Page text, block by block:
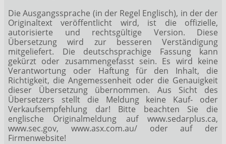
Die Ausgangssprache (in der Regel Englisch), in der der
Originaltext veröffentlicht wird, ist die offizielle,
autorisierte und rechtsgültige Version. Diese
Übersetzung wird zur besseren Verständigung
mitgeliefert. Die deutschsprachige Fassung kann
gekürzt oder zusammengefasst sein. Es wird keine
Verantwortung oder Haftung für den Inhalt, die
Richtigkeit, die Angemessenheit oder die Genauigkeit
dieser Übersetzung übernommen. Aus Sicht des
Übersetzers stellt die Meldung keine Kauf- oder
Verkaufsempfehlung dar! Bitte beachten Sie die
englische Originalmeldung auf www.sedarplus.ca,
www.sec.gov, www.asx.com.au/ oder auf der
Firmenwebsite!